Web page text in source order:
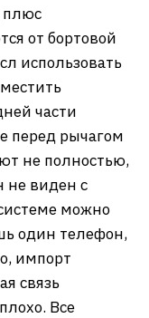
плюс
от бортовой
использовать
части
перед рычагом
не полностью,
не виден с
можно
один телефон,
импорт
связь
Все